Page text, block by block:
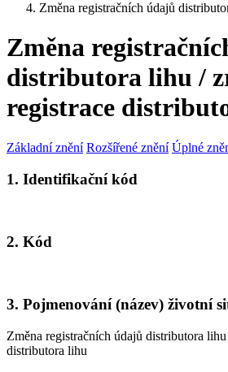
Změna registračních údajů
Změna
distributora lihu /
registrace
Základní znění Rozšířené znění Úplné
1. Identifikační kód
2. Kód
3. Pojmenování (název) životní
Změna registračních údajů distributora
distributora lihu